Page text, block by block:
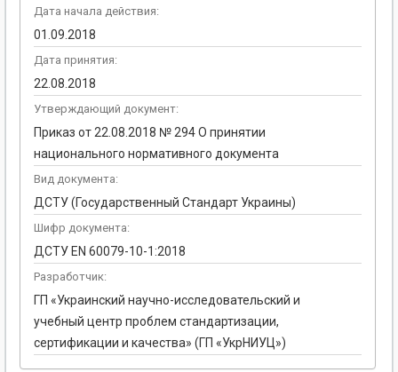
Дата начала действия:
01.09.2018
Дата принятия:
22.08.2018
Утверждающий документ:
Приказ от 22.08.2018 № 294 О принятии
национального нормативного документа
Вид документа:
ДСТУ (Государственный Стандарт Украины)
Шифр документа:
ДСТУ EN 60079-10-1:2018
Разработчик:
ГП «Украинский научно-исследовательский и
учебный центр проблем стандартизации,
сертификации и качества» (ГП «УкрНИУЦ»)